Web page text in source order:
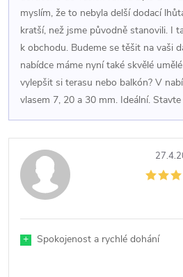
myslím, že to nebyla delší dodací
kratší, než jsme původně stanovili. I
k obchodu. Budeme se těšit na vaši
nabídce máme nyní také skvělé
vylepšit si terasu nebo balkón? V
vlasem 7, 20 a 30 mm. Ideální.
+ Spokojenost a rychlé dohání